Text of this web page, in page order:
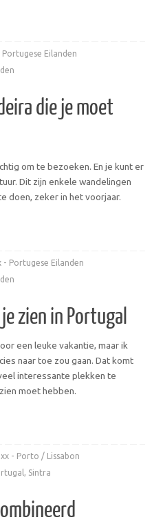
Portugese Eilanden
die je moet
om te bezoeken. En je kunt er
Dit zijn enkele wandelingen
doen, zeker in het voorjaar.
- Portugese Eilanden
zien in Portugal
een leuke vakantie, maar ik
naar toe zou gaan. Dat komt
interessante plekken te
moet hebben.
- Porto / Lissabon
, Sintra